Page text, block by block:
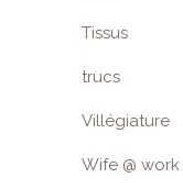
Tissus
trucs
Villégiature
Wife @ work